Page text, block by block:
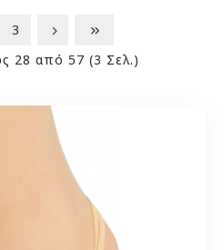
3
28 από 57 (3 Σελ.)